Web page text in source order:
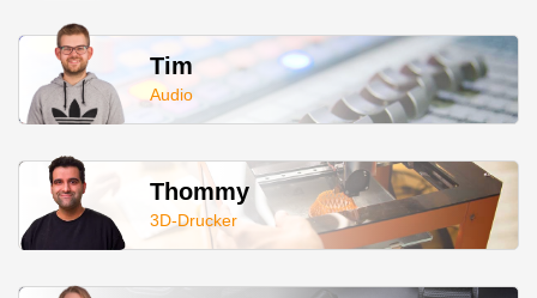
Tim
Audio
Thommy
3D-Drucker